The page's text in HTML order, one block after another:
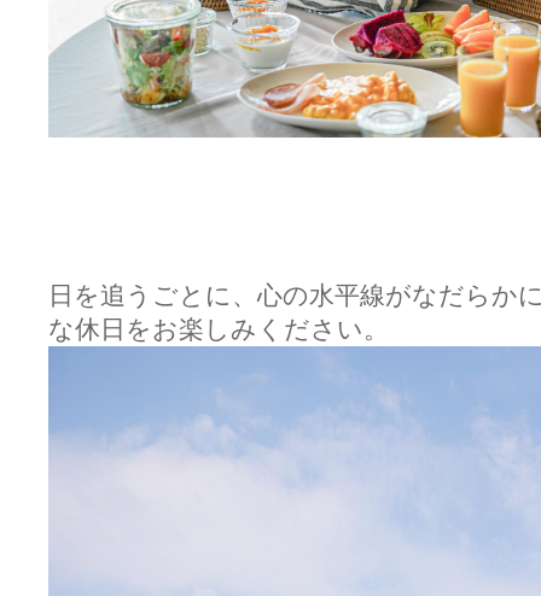
日を追うごとに、心の水平線がなだらか
な休日をお楽しみください。